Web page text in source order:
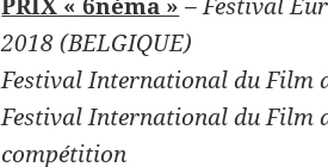
2018 (BELGIQUE)
Festival International du Film
Festival International du Film
compétition